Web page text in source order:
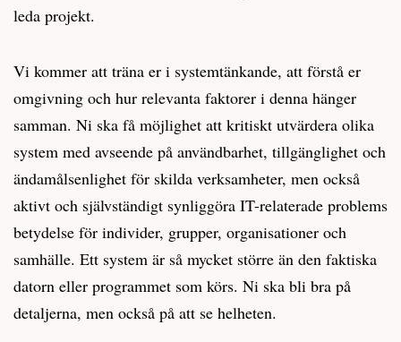
leda projekt.
Vi kommer att träna er i systemtänkande, att förstå er
omgivning och hur relevanta faktorer i denna hänger
samman. Ni ska få möjlighet att kritiskt utvärdera olika
system med avseende på användbarhet, tillgänglighet och
ändamålsenlighet för skilda verksamheter, men också
aktivt och självständigt synliggöra IT-relaterade problems
betydelse för individer, grupper, organisationer och
samhälle. Ett system är så mycket större än den faktiska
datorn eller programmet som körs. Ni ska bli bra på
detaljerna, men också på att se helheten.